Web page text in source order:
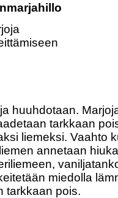
huuhdotaan.
tarkkaan
liemeksi. Vaahto
annetaan
miedolla
tarkkaan pois.